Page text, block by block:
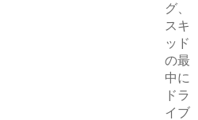
グ、
スキ
ッド
の最
中に
ドラ
イブ